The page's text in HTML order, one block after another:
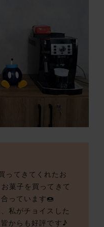
ってきてくれたお
菓子を買ってきて
っています🍩
私がチョイスした
からも好評です♪